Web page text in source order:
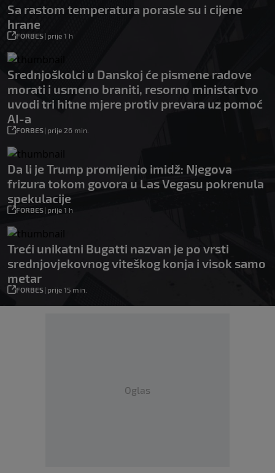
Sa rastom temperatura porasle su i cijene
hrane
FORBES| prije 1 h
Srednjoškolci u Danskoj će pismene radove
morati i usmeno braniti, resorno ministartvo
uvodi tri hitne mjere protiv prevara uz pomoć
AI-a
FORBES| prije 26 min.
Da li je Trump promijenio imidž: Njegova
frizura tokom govora u Las Vegasu pokrenula
spekulacije
FORBES| prije 1 h
Treći unikatni Bugatti nazvan je po vrsti
srednjovjekovnog viteškog konja i visok samo
metar
FORBES| prije 15 min.
Oglas